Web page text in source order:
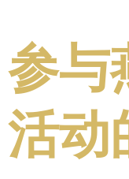
参与
活动